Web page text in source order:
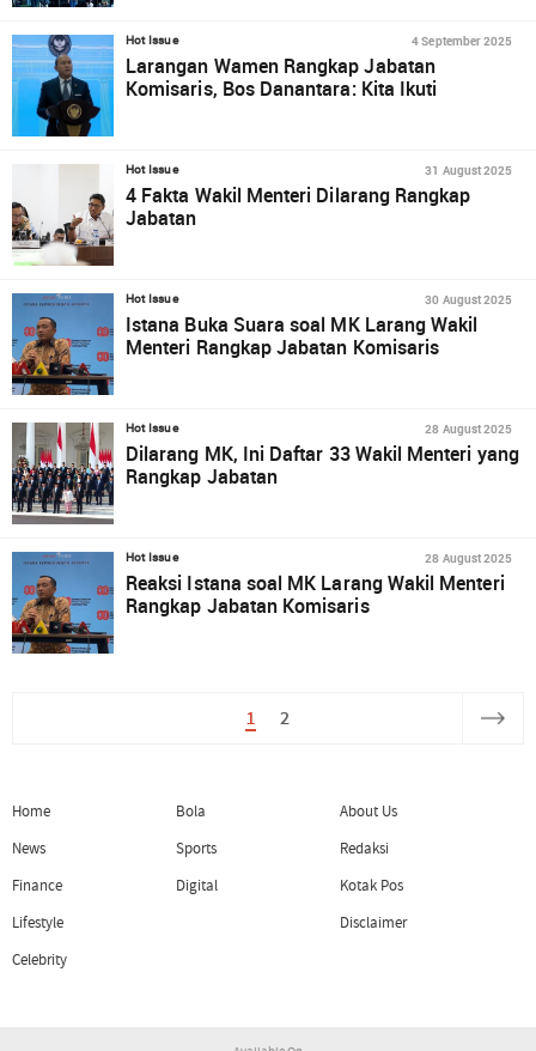
Hot Issue 4 September 2025
Larangan Wamen Rangkap Jabatan
Komisaris, Bos Danantara: Kita Ikuti
Hot Issue 31 August 2025
4 Fakta Wakil Menteri Dilarang Rangkap
Jabatan
Hot Issue 30 August 2025
Istana Buka Suara soal MK Larang Wakil
Menteri Rangkap Jabatan Komisaris
Hot Issue 28 August 2025
Dilarang MK, Ini Daftar 33 Wakil Menteri yang
Rangkap Jabatan
Hot Issue 28 August 2025
Reaksi Istana soal MK Larang Wakil Menteri
Rangkap Jabatan Komisaris
1 2
Home
News
Finance
Lifestyle
Celebrity
Bola
Sports
Digital
About Us
Redaksi
Kotak Pos
Disclaimer